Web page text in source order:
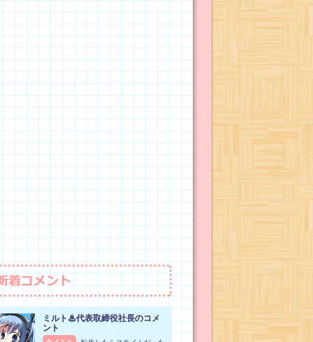
ミルト♨代表取締役社長のコメ
ント